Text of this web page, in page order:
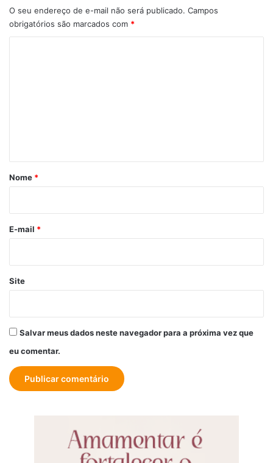
O seu endereço de e-mail não será publicado. Campos
obrigatórios são marcados com *
r
*
Nome *
E-mail *
Site
Salvar meus dados neste navegador para a próxima vez que
eu comentar.